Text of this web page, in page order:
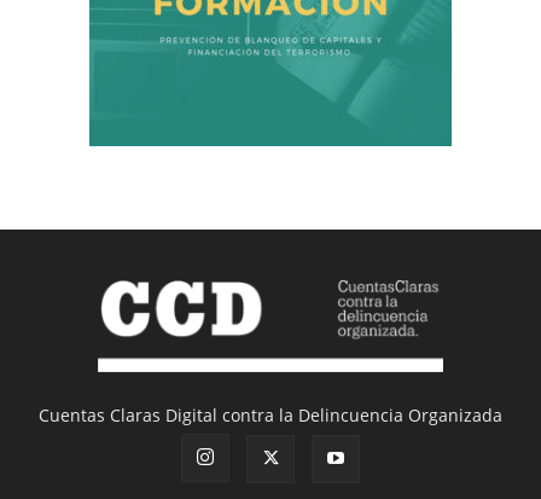
Cuentas Claras Digital contra la Delincuencia Organizada